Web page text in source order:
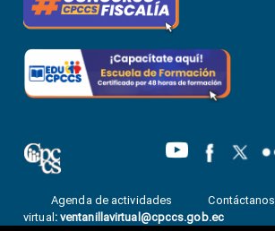
Agenda de actividades Contáctanos
virtual : ventanillavirtual@cpccs.gob.ec